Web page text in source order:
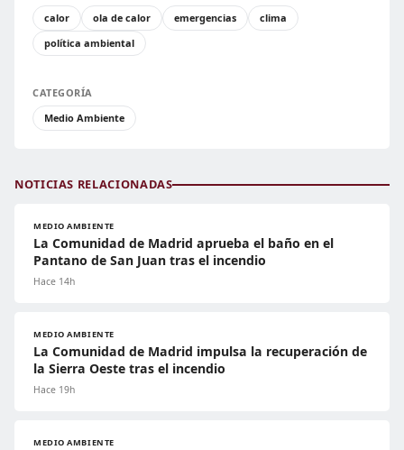
calor
ola de calor emergencias
clima
política ambiental
CATEGORÍA
Medio Ambiente
NOTICIAS RELACIONADAS
MEDIO AMBIENTE
La Comunidad de Madrid aprueba el baño en el
Pantano de San Juan tras el incendio
Hace 14h
MEDIO AMBIENTE
La Comunidad de Madrid impulsa la recuperación de
la Sierra Oeste tras el incendio
Hace 19h
MEDIO AMBIENTE